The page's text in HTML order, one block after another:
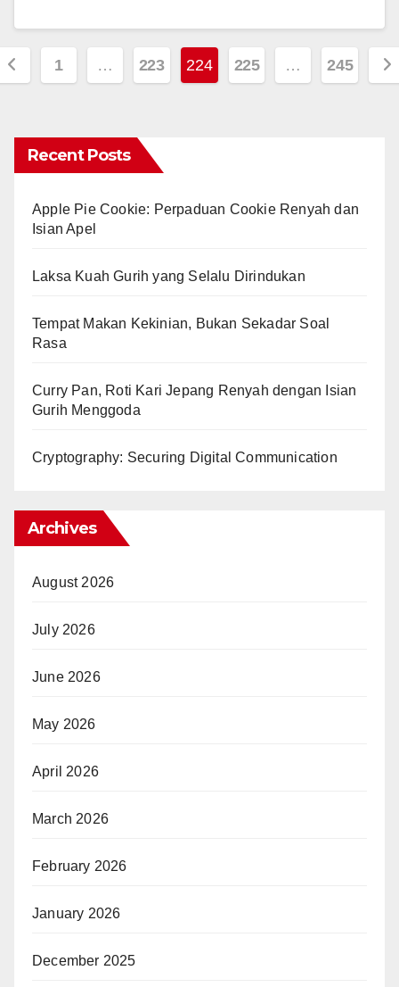
1 … 223 224 225 … 245
Recent Posts
Apple Pie Cookie: Perpaduan Cookie Renyah dan
Isian Apel
Laksa Kuah Gurih yang Selalu Dirindukan
Tempat Makan Kekinian, Bukan Sekadar Soal
Rasa
Curry Pan, Roti Kari Jepang Renyah dengan Isian
Gurih Menggoda
Cryptography: Securing Digital Communication
Archives
August 2026
July 2026
June 2026
May 2026
April 2026
March 2026
February 2026
January 2026
December 2025